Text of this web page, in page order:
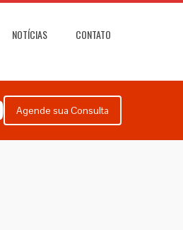
NOTÍCIAS CONTATO
Agende sua Consulta